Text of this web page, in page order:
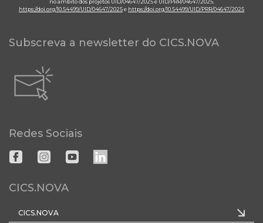
no âmbito dos projetos UID/04647/2025 e UID/PRR/04647/2025.
https://doi.org/10.54499/UID/04647/2025e https://doi.org/10.54499/UID/PRR/04647/2025
Subscreva a newsletter do CICS.NOVA
Redes Sociais
CICS.NOVA
CICS.NOVA